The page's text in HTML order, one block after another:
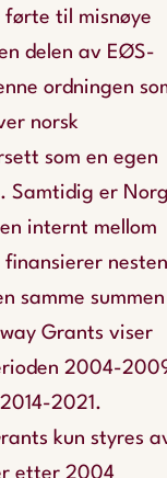
førte til misnøye
delen av EØS-
ordningen
norsk
som en egen
Samtidig er
internt mellom
finansierer
samme summen
Grants viser
2004-
2021.
kun styres
etter 2004